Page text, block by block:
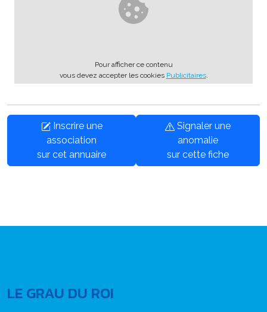
Pour afficher ce contenu
vous devez accepter les cookies Publicitaires.
Inscrire une
association
sur cet annuaire
Signaler une
anomalie
sur cette fiche
LE GRAU DU ROI